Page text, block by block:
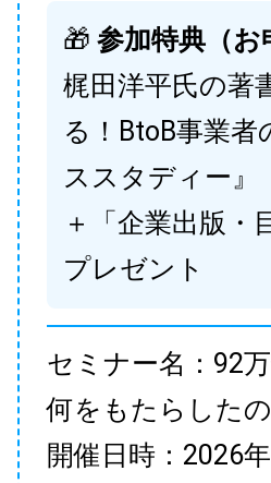
🎁 参加特典（お
梶田洋平氏の著
る！BtoB事業
ススタディー』
＋「企業出版・
プレゼント
セミナー名：92
何をもたらした
開催日時：2026